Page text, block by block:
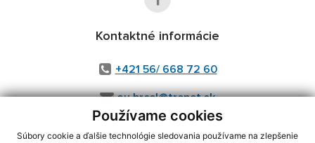
Používame cookies
Súbory cookie a ďalšie technológie sledovania používame na zlepšenie
Kontaktné informácie
+421 56/ 668 72 60
ou.hrcel@trenet.sk